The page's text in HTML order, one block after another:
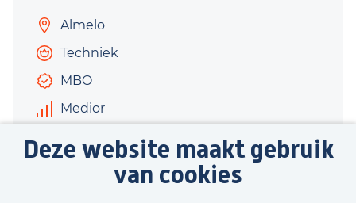
Deze website maakt gebruik
van cookies
Almelo
Techniek
MBO
Medior
€2.800 - €3.600